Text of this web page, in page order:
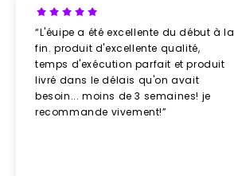
“L'éuipe a été excellente du début à la
fin. produit d'excellente qualité,
temps d'exécution parfait et produit
livré dans le délais qu'on avait
besoin... moins de 3 semaines! je
recommande vivement!”